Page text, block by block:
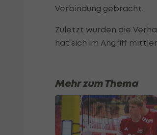
Verbindung gebracht.
Zuletzt wurden die
hat sich im Angriff
Mehr zum Thema